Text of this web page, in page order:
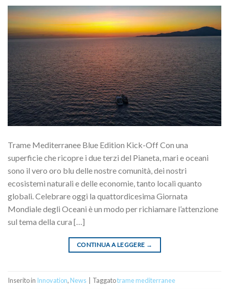
Trame Mediterranee Blue Edition Kick-Off Con una
superficie che ricopre i due terzi del Pianeta, mari e oceani
sono il vero oro blu delle nostre comunità, dei nostri
ecosistemi naturali e delle economie, tanto locali quanto
globali. Celebrare oggi la quattordicesima Giornata
Mondiale degli Oceani è un modo per richiamare l’attenzione
sul tema della cura […]
CONTINUA A LEGGERE →
Inserito in Innovation, News Taggatotrame mediterranee